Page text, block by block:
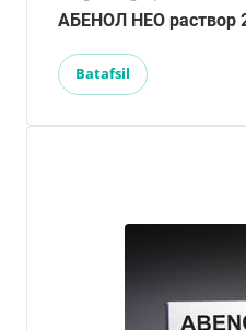
АБЕНОЛ НЕО раствор
Batafsil